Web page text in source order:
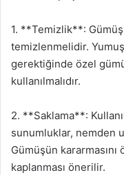
1. **Temizlik**:
temizlenmelidir.
gerektiğinde özel
kullanılmalıdır.
2. **Saklama**:
sunumluklar, nemden
Gümüşün
kaplanması önerilir.